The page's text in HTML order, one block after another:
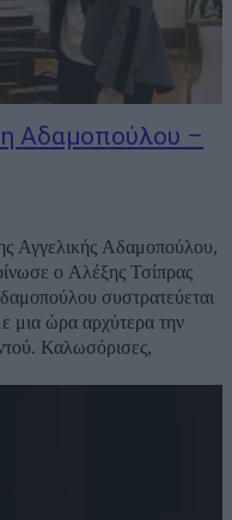
Αδαμοπούλου –
Αγγελικής Αδαμοπούλου,
ο Αλέξης Τσίπρας
μια ώρα αρχύτερα την
Καλωσόρισες,